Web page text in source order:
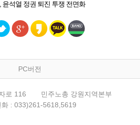
윤석열 정권 퇴진 투쟁 전면화
PC버전
로 116
민주노총 강원지역본부
화 : 033)261-5618,5619